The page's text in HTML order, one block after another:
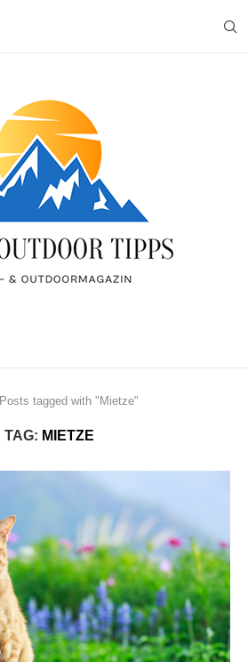
Posts tagged with "Mietze"
TAG: MIETZE